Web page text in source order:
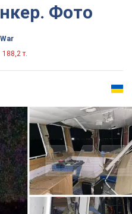
Фото
War
188,2 т.